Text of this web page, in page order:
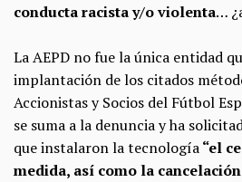
conducta racista y/o violenta…
La AEPD no fue la única entidad
implantación de los citados
Accionistas y Socios del Fútbol
se suma a la denuncia y ha
que instalaron la tecnología“el
medida, así como la